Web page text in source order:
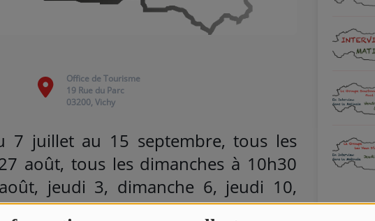
Office de Tourisme
19 Rue du Parc
03200, Vichy
7 juillet au 15 septembre, tous les
août, tous les dimanches à 10h30
jeudi 3, dimanche 6, jeudi 10,
23, dimanche 27 et mercredi 30